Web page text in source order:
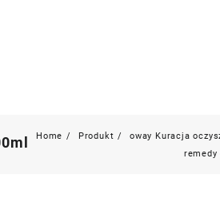
Home Produkt
oway Kuracja
remedy